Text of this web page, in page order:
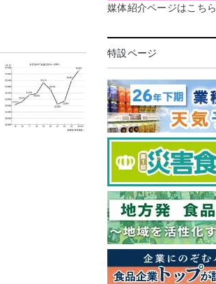
媒体紹介ページはこちら
特設ページ